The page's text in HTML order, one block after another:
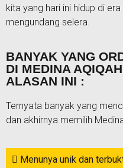
kita yang hari ini hidup di
mengundang selera.
BANYAK YANG
DI MEDINA
ALASAN INI :
Ternyata banyak yang
dan akhirnya memilih
Menunya unik dan